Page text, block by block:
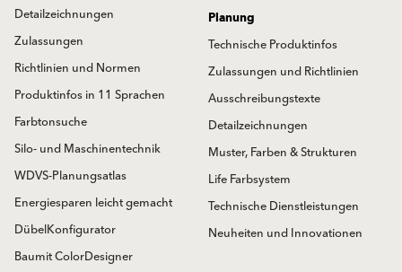
Detailzeichnungen
Zulassungen
Richtlinien und Normen
Produktinfos in 11 Sprachen
Farbtonsuche
Silo- und Maschinentechnik
WDVS-Planungsatlas
Energiesparen leicht gemacht
DübelKonfigurator
Baumit ColorDesigner
Planung
Technische Produktinfos
Zulassungen und Richtlinien
Ausschreibungstexte
Detailzeichnungen
Muster, Farben & Strukturen
Life Farbsystem
Technische Dienstleistungen
Neuheiten und Innovationen